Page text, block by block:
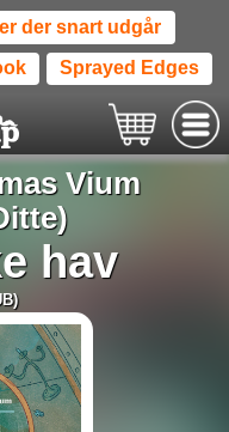
der snart udgår
Sprayed Edges
Vium
hav